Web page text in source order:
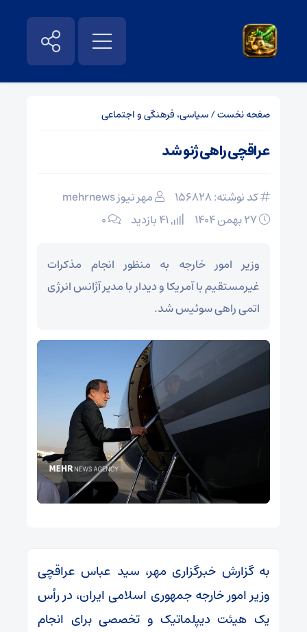
صفحه نخست/سیاسی، فرهنگی و اجتماعی
عراقچی راهی ژنو شد
کد نوشته: 156828
مهر نیوز mehrnews
۰
وزیر امور خارجه به منظور انجام مذکرات
غیرمستقیم با آمریکا و دیدار با مدیر آژانس انرژی
اتمی راهی سوئیس شد.
به گزارش خبرگزاری مهر، سید عباس عراقچی
وزیر امور خارجه جمهوری اسلامی ایران، در رأس
یک هیئت دیپلماتیک و تخصصی برای انجام